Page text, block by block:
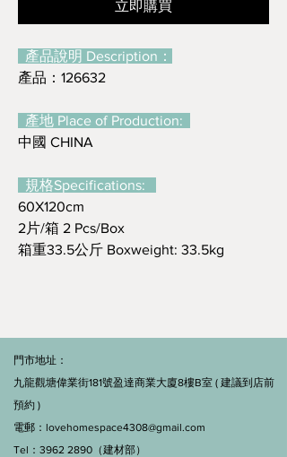
立即購買
產品說明 Description：
產品：126632
產地 Place of Production:
中國 CHINA
規格Specifications:
60X120cm
2片/箱 2 Pcs/Box
箱重33.5公斤 Boxweight: 33.5kg
門市地址：
九龍觀塘偉業街181號盈達商業大廈8樓B室 ( 建議到店前
預約 )
電郵： lovehomespace4308@gmail.com
Tel：3962 2890（建材部）